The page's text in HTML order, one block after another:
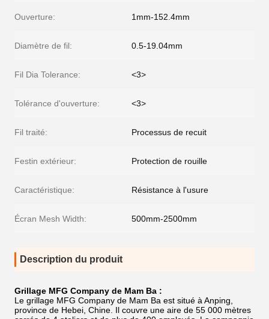
Ouverture: 1mm-152.4mm
Diamètre de fil: 0.5-19.04mm
Fil Dia Tolerance: <3>
Tolérance d'ouverture: <3>
Fil traité: Processus de recuit
Festin extérieur: Protection de rouille
Caractéristique: Résistance à l'usure
Écran Mesh Width: 500mm-2500mm
Description du produit
Grillage MFG Company de Mam Ba :
Le grillage MFG Company de Mam Ba est situé à Anping,
province de Hebei, Chine. Il couvre une aire de 55 000 mètres